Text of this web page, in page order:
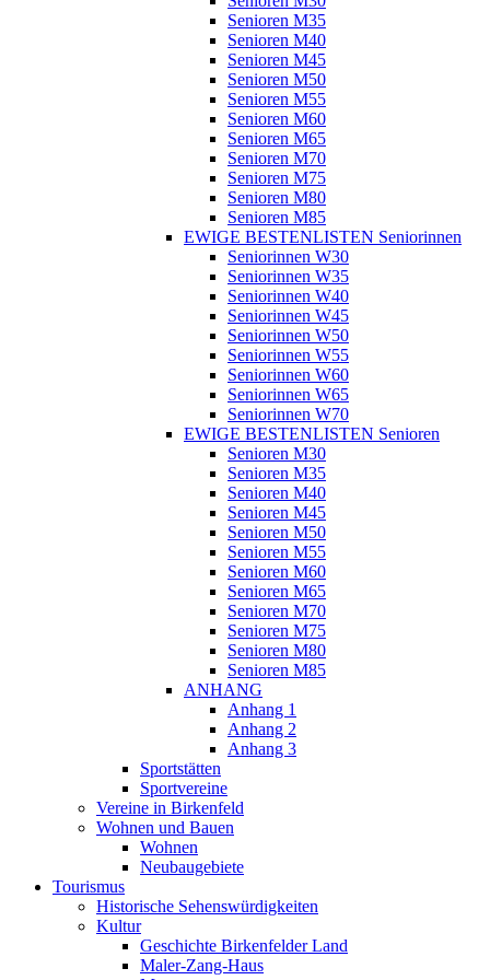
Senioren M35
Senioren M40
Senioren M45
Senioren M50
Senioren M55
Senioren M60
Senioren M65
Senioren M70
Senioren M75
Senioren M80
Senioren M85
EWIGE BESTENLISTEN Seniorinnen
Seniorinnen W30
Seniorinnen W35
Seniorinnen W40
Seniorinnen W45
Seniorinnen W50
Seniorinnen W55
Seniorinnen W60
Seniorinnen W65
Seniorinnen W70
EWIGE BESTENLISTEN Senioren
Senioren M30
Senioren M35
Senioren M40
Senioren M45
Senioren M50
Senioren M55
Senioren M60
Senioren M65
Senioren M70
Senioren M75
Senioren M80
Senioren M85
ANHANG
Anhang 1
Anhang 2
Anhang 3
Sportstätten
Sportvereine
Vereine in Birkenfeld
Wohnen und Bauen
Wohnen
Neubaugebiete
Tourismus
Historische Sehenswürdigkeiten
Kultur
Geschichte Birkenfelder Land
Maler-Zang-Haus